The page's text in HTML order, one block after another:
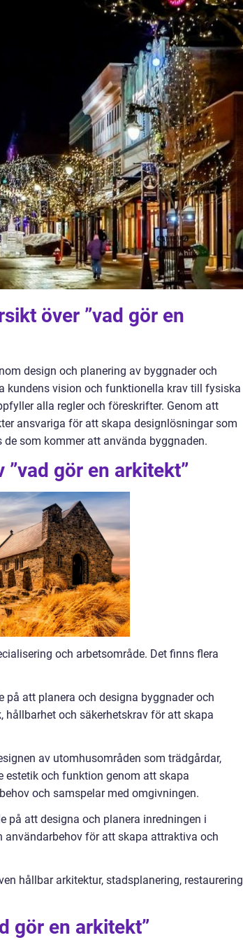
över ”vad gör en
design och planering av byggnader och
kundens vision och funktionella krav till fysiska
alla regler och föreskrifter. Genom att
ansvariga för att skapa designlösningar som
som kommer att använda byggnaden.
gör en arkitekt”
och arbetsområde. Det finns flera
på att planera och designa byggnader och
hållbarhet och säkerhetskrav för att skapa
av utomhusområden som trädgårdar,
estetik och funktion genom att skapa
och samspelar med omgivningen.
på att designa och planera inredningen i
användarbehov för att skapa attraktiva och
hållbar arkitektur, stadsplanering, restaurering
gör en arkitekt”